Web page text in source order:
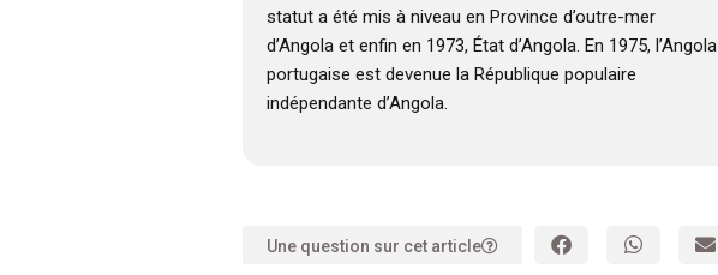
statut a été mis à niveau en Province d’outre-mer
d’Angola et enfin en 1973, État d’Angola. En 1975, l’Angola
portugaise est devenue la République populaire
indépendante d’Angola.
Une question sur cet article